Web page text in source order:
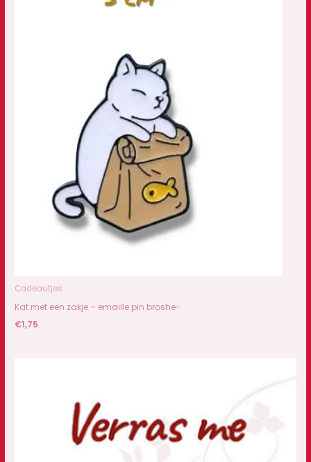
Cadeautjes
Kat met een zakje – emaille pin broshe-
€1,75